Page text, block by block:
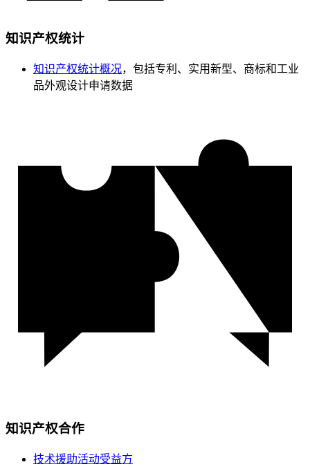
知识产权统计
知识产权统计概况，包括专利、实用新型、商标和工业
品外观设计申请数据
知识产权合作
技术援助活动受益方